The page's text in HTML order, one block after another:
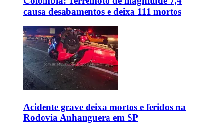
causa desabamentos e deixa 111 mortos
Acidente grave deixa mortos e feridos na
Rodovia Anhanguera em SP